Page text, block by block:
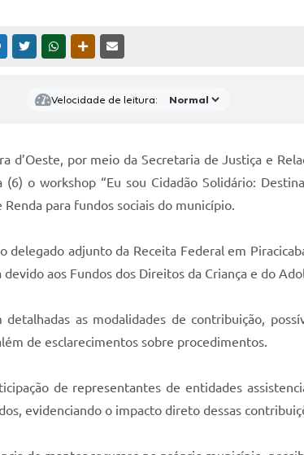
MESSENGER
TWITTERWHATSAPPOUTRAS MÍDIAS
Velocidade de leitura:
d’Oeste, por meio da Secretaria de Justiça e
(6) o workshop “Eu sou Cidadão Solidário:
para fundos sociais do município.
adjunto da Receita Federal em
aos Fundos dos Direitos da Criança e do
detalhadas as modalidades de contribuição,
de esclarecimentos sobre procedimentos.
de representantes de entidades
evidenciando o impacto direto dessas